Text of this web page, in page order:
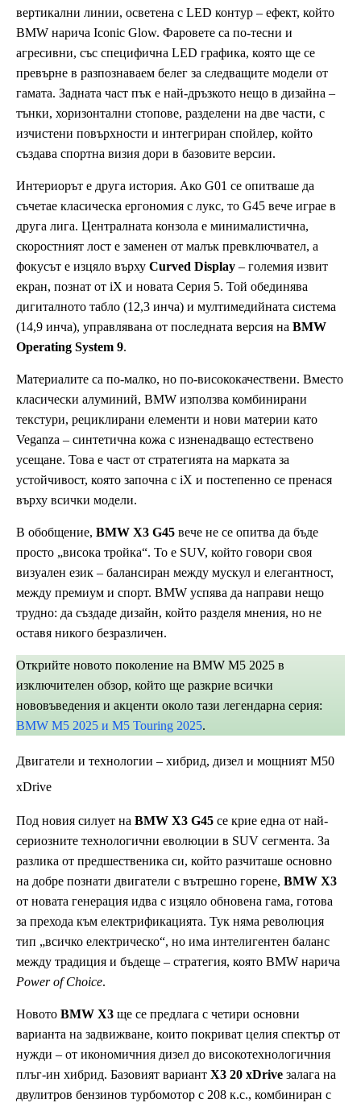
вертикални линии, осветена с LED контур – ефект, който
BMW нарича Iconic Glow. Фаровете са по-тесни и
агресивни, със специфична LED графика, която ще се
превърне в разпознаваем белег за следващите модели от
гамата. Задната част пък е най-дръзкото нещо в дизайна –
тънки, хоризонтални стопове, разделени на две части, с
изчистени повърхности и интегриран спойлер, който
създава спортна визия дори в базовите версии.
Интериорът е друга история. Ако G01 се опитваше да
съчетае класическа ергономия с лукс, то G45 вече играе в
друга лига. Централната конзола е минималистична,
скоростният лост е заменен от малък превключвател, а
фокусът е изцяло върху Curved Display – големия извит
екран, познат от iX и новата Серия 5. Той обединява
дигиталното табло (12,3 инча) и мултимедийната система
(14,9 инча), управлявана от последната версия на BMW
Operating System 9.
Материалите са по-малко, но по-висококачествени. Вместо
класически алуминий, BMW използва комбинирани
текстури, рециклирани елементи и нови материи като
Veganza – синтетична кожа с изненадващо естествено
усещане. Това е част от стратегията на марката за
устойчивост, която започна с iX и постепенно се пренася
върху всички модели.
В обобщение, BMW X3 G45 вече не се опитва да бъде
просто „висока тройка“. То е SUV, който говори своя
визуален език – балансиран между мускул и елегантност,
между премиум и спорт. BMW успява да направи нещо
трудно: да създаде дизайн, който разделя мнения, но не
оставя никого безразличен.
Открийте новото поколение на BMW M5 2025 в
изключителен обзор, който ще разкрие всички
нововъведения и акценти около тази легендарна серия:
BMW M5 2025 и M5 Touring 2025.
Двигатели и технологии – хибрид, дизел и мощният M50
xDrive
Под новия силует на BMW X3 G45 се крие една от най-
сериозните технологични еволюции в SUV сегмента. За
разлика от предшественика си, който разчиташе основно
на добре познати двигатели с вътрешно горене, BMW X3
от новата генерация идва с изцяло обновена гама, готова
за прехода към електрификацията. Тук няма революция
тип „всичко електрическо“, но има интелигентен баланс
между традиция и бъдеще – стратегия, която BMW нарича
Power of Choice.
Новото BMW X3 ще се предлага с четири основни
варианта на задвижване, които покриват целия спектър от
нужди – от икономичния дизел до високотехнологичния
плъг-ин хибрид. Базовият вариант X3 20 xDrive залага на
двулитров бензинов турбомотор с 208 к.с., комбиниран с